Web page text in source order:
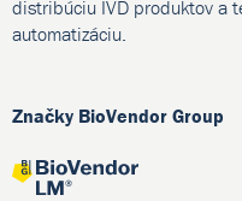
distribúciu IVD produktov a
automatizáciu.
Značky BioVendor Group